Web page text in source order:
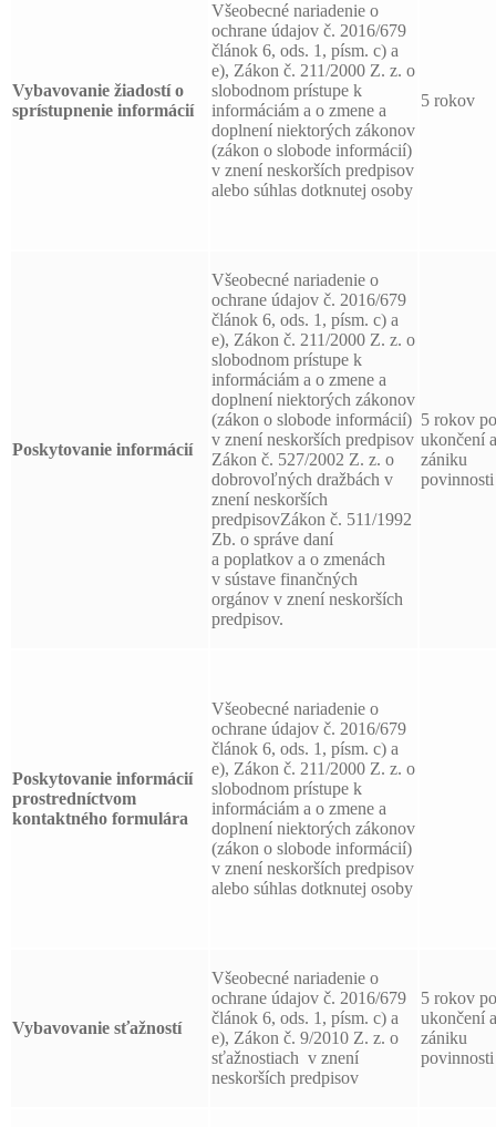
Vybavovanie žiadostí o
sprístupnenie informácií
Všeobecné nariadenie o
ochrane údajov č. 2016/679
článok 6, ods. 1, písm. c) a
e), Zákon č. 211/2000 Z. z. o
slobodnom prístupe k
informáciám a o zmene a
doplnení niektorých zákonov
(zákon o slobode informácií)
v znení neskorších predpisov
alebo súhlas dotknutej osoby
5 rokov
Poskytovanie informácií
Všeobecné nariadenie o
ochrane údajov č. 2016/679
článok 6, ods. 1, písm. c) a
e), Zákon č. 211/2000 Z. z. o
slobodnom prístupe k
informáciám a o zmene a
doplnení niektorých zákonov
(zákon o slobode informácií)
v znení neskorších predpisov
Zákon č. 527/2002 Z. z. o
dobrovoľných dražbách v
znení neskorších
predpisovZákon č. 511/1992
Zb. o správe daní
a poplatkov a o zmenách
v sústave finančných
orgánov v znení neskorších
predpisov.
5 rokov po
ukončení
zániku
povinnosti
Poskytovanie informácií
prostredníctvom
kontaktného formulára
Všeobecné nariadenie o
ochrane údajov č. 2016/679
článok 6, ods. 1, písm. c) a
e), Zákon č. 211/2000 Z. z. o
slobodnom prístupe k
informáciám a o zmene a
doplnení niektorých zákonov
(zákon o slobode informácií)
v znení neskorších predpisov
alebo súhlas dotknutej osoby
Vybavovanie sťažností
Všeobecné nariadenie o
ochrane údajov č. 2016/679
článok 6, ods. 1, písm. c) a
e), Zákon č. 9/2010 Z. z. o
sťažnostiach v znení
neskorších predpisov
5 rokov po
ukončení
zániku
povinnosti